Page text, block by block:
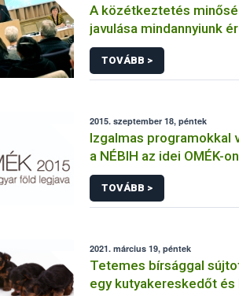
A közétkeztetés
javulása mindannyiunk
TOVÁBB >
2015. szeptember 18, péntek
Izgalmas programokkal
a NÉBIH az idei OMÉK-on
TOVÁBB >
2021. március 19, péntek
Tetemes bírsággal
egy kutyakereskedőt